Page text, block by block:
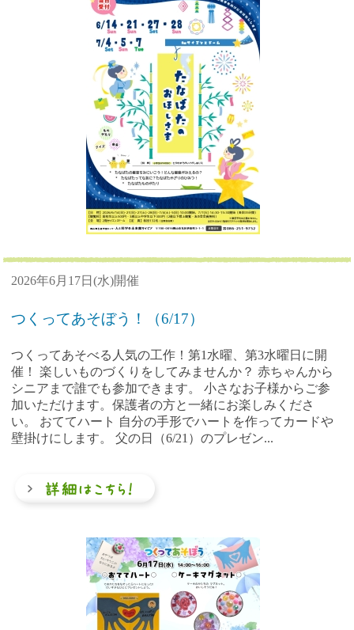
2026年6月17日(水)開催
つくってあそぼう！（6/17）
つくってあそべる人気の工作！第1水曜、第3水曜日に開
催！ 楽しいものづくりをしてみませんか？ 赤ちゃんから
シニアまで誰でも参加できます。 小さなお子様からご参
加いただけます。保護者の方と一緒にお楽しみくださ
い。 おててハート 自分の手形でハートを作ってカードや
壁掛けにします。 父の日（6/21）のプレゼン...